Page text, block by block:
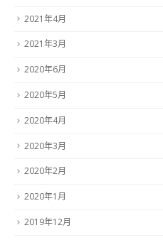
2021年4月
2021年3月
2020年6月
2020年5月
2020年4月
2020年3月
2020年2月
2020年1月
2019年12月